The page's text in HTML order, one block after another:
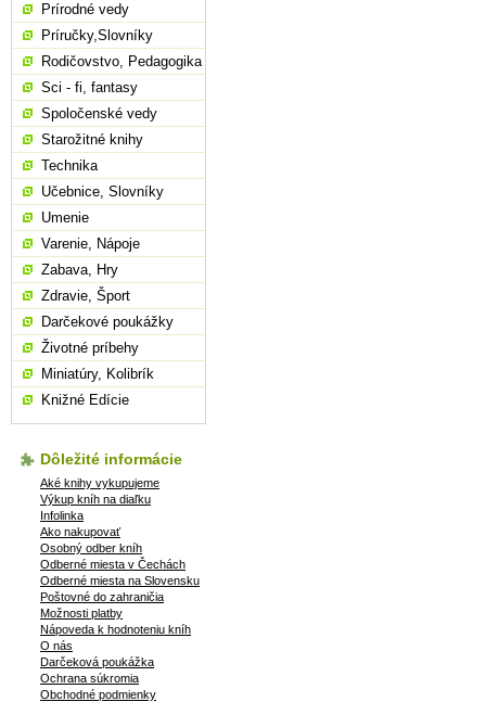
Prírodné vedy
Príručky,Slovníky
Rodičovstvo, Pedagogika
Sci - fi, fantasy
Spoločenské vedy
Starožitné knihy
Technika
Učebnice, Slovníky
Umenie
Varenie, Nápoje
Zabava, Hry
Zdravie, Šport
Darčekové poukážky
Životné príbehy
Miniatúry, Kolibrík
Knižné Edície
Dôležité informácie
Aké knihy vykupujeme
Výkup kníh na diaľku
Infolinka
Ako nakupovať
Osobný odber kníh
Odberné miesta v Čechách
Odberné miesta na Slovensku
Poštovné do zahraničia
Možnosti platby
Nápoveda k hodnoteniu kníh
O nás
Darčeková poukážka
Ochrana súkromia
Obchodné podmienky